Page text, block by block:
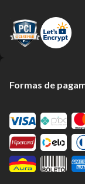
Formas de